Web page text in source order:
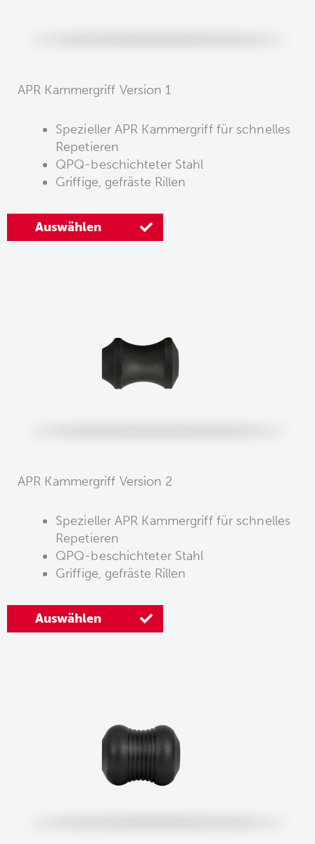
APR Kammergriff Version 1
Spezieller APR Kammergriff für schnelles
Repetieren
QPQ-beschichteter Stahl
Griffige, gefräste Rillen
Auswählen
APR Kammergriff Version 2
Spezieller APR Kammergriff für schnelles
Repetieren
QPQ-beschichteter Stahl
Griffige, gefräste Rillen
Auswählen